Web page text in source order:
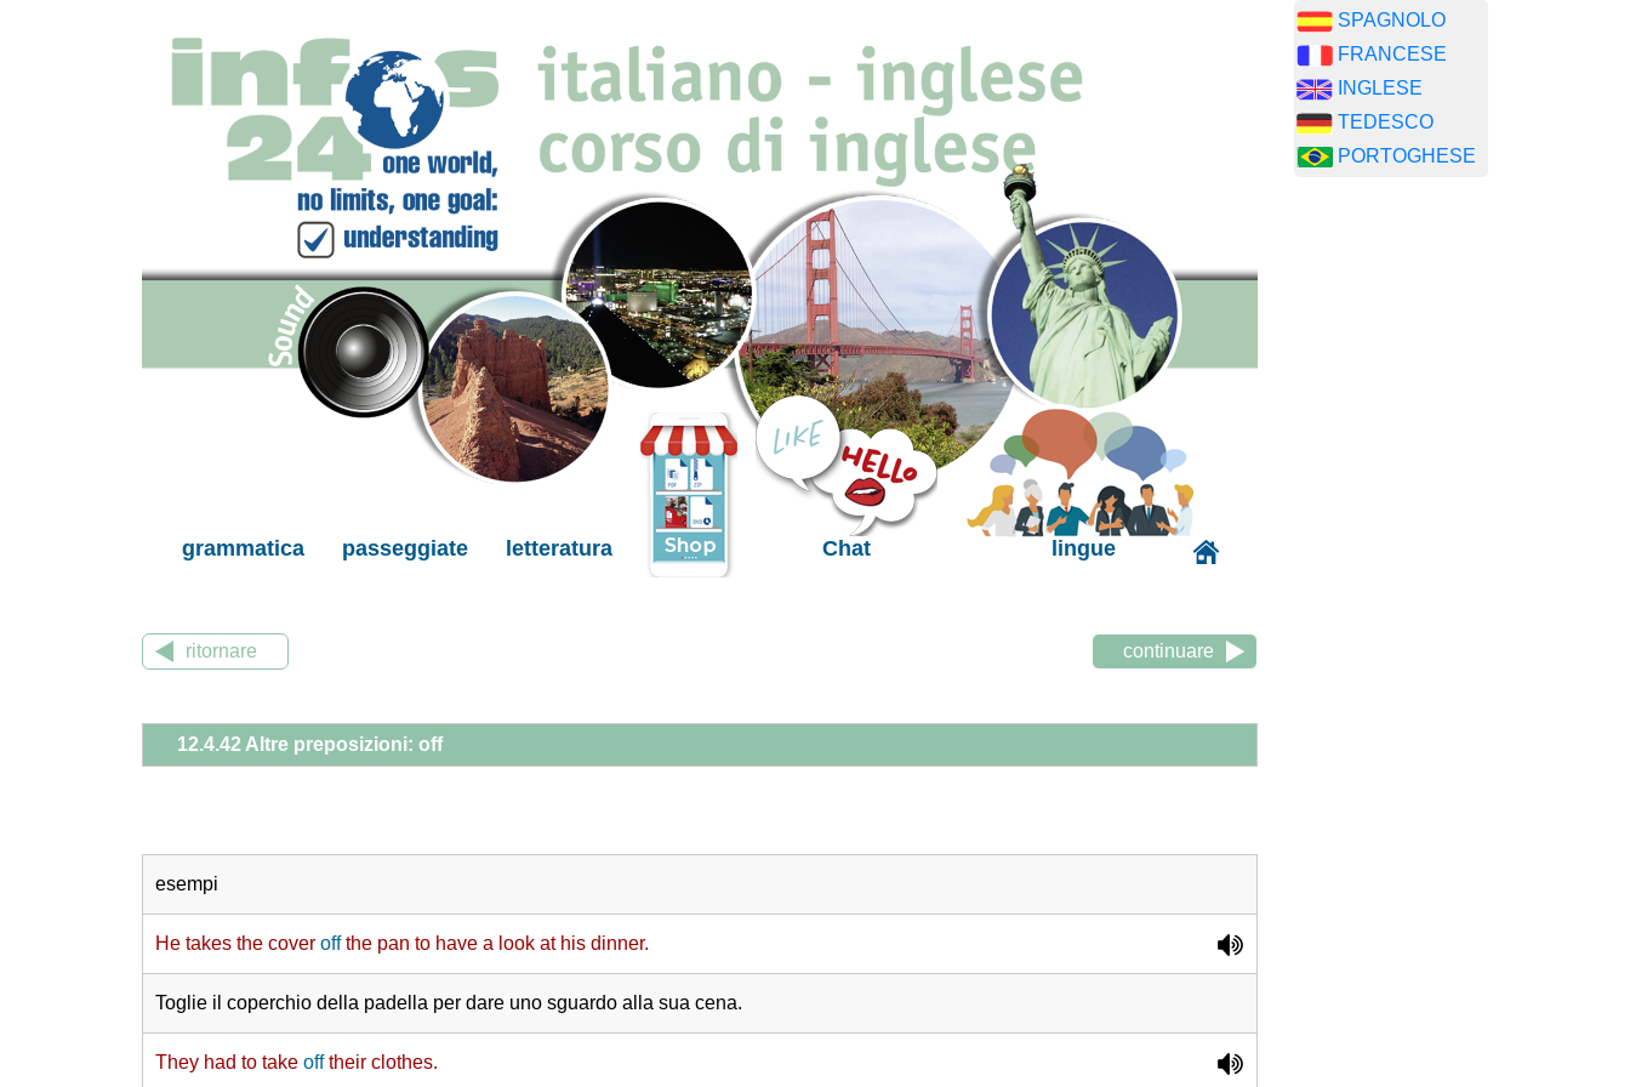
grammatica passeggiate letteratura Chat lingue
ritornare continuare
12.4.42 Altre preposizioni: off
esempi
He takes the cover offthe pan to have a look at his dinner.
Toglie il coperchio della padella per dare uno sguardo alla sua cena.
They had to take offtheir clothes.
SPAGNOLO
FRANCESE
INGLESE
TEDESCO
PORTOGHESE